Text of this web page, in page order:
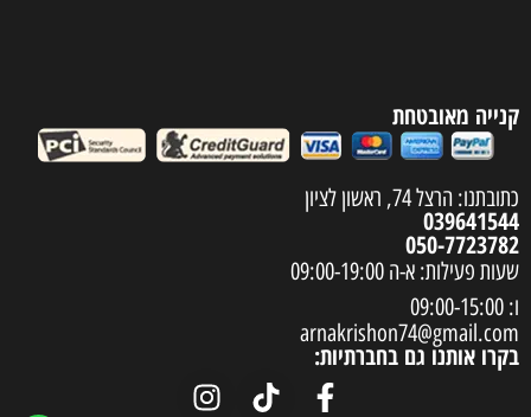
קנייה מאובטחת
כתובתנו: הרצל 74, ראשון לציון
039641544
050-7723782
שעות פעילות: א-ה 09:00-19:00
ו: 09:00-15:00
arnakrishon74@gmail.com
בקרו אותנו גם בחברתיות: